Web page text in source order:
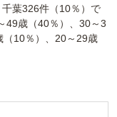
葉326件（10％）で
49歳（40％）、30～3
10％）、20～29歳